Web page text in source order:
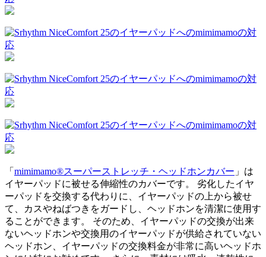
「 mimimamo®スーパーストレッチ・ヘッドホンカバー 」は
イヤーパッドに被せる伸縮性のカバーです。 劣化したイヤ
ーパッドを交換する代わりに、イヤーパッドの上から被せ
て、カスやねばつきをガードし、ヘッドホンを清潔に使用す
ることができます。 そのため、イヤーパッドの交換が出来
ないヘッドホンや交換用のイヤーパッドが供給されていない
ヘッドホン、イヤーパッドの交換料金が非常に高いヘッドホ